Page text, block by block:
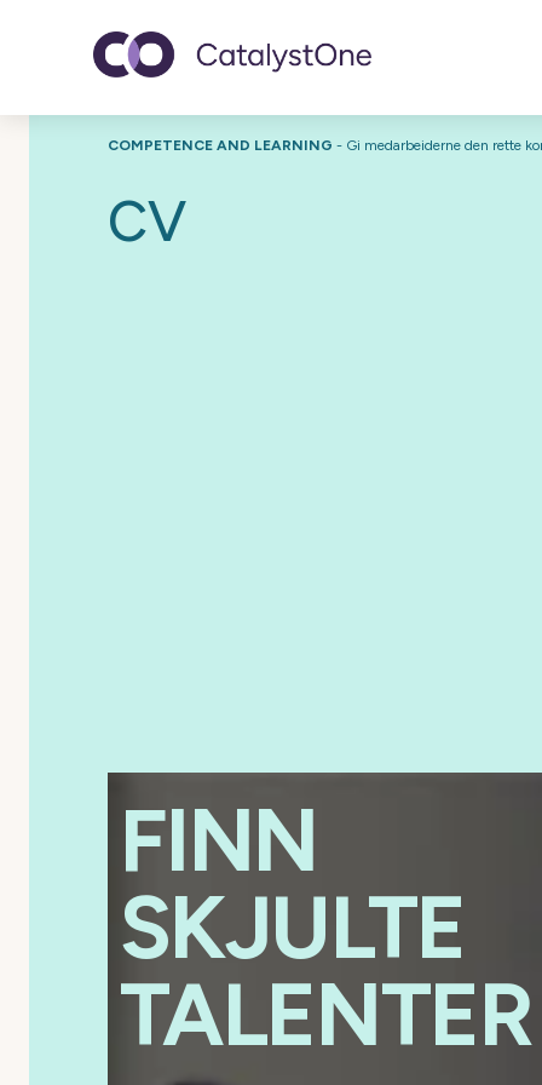
Toggle
COMPETENCE AND LEARNING - Gi medarbeiderne den rette
CV
FINN
SKJULTE
TALENTER